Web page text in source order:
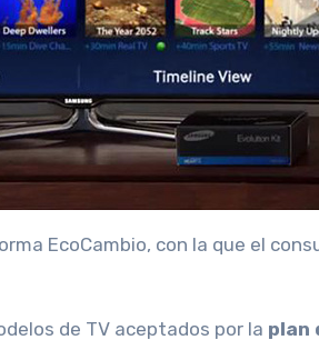
EcoCambio, con la que el
de TV aceptados por la plan